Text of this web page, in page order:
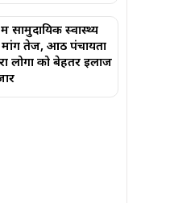
सामुदायिक स्वास्थ्य
मांग तेज, आठ पंचायतों
लोगों को बेहतर इलाज